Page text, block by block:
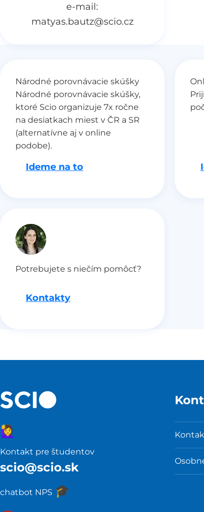
e-mail:
matyas.bautz@scio.cz
Národné porovnávacie skúšky
Národné porovnávacie skúšky,
ktoré Scio organizuje 7x ročne
na desiatkach miest v ČR a SR
(alternatívne aj v online
podobe).
Ideme na to
Potrebujete s niečím pomôcť?
Kontakty
Kontakt pre študentov
scio@scio.sk
chatbot NPS 🎓️
🙋‍♀️